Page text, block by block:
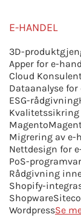
E-HANDEL
3D-
Apper for e-
Cloud
Dataanalyse
ESG-rådgivning
Kvalitetssikring
Magento
Migrering av e-
Nettdesign for
PoS-
Rådgivning
Shopify-
Shopware
WordpressSe